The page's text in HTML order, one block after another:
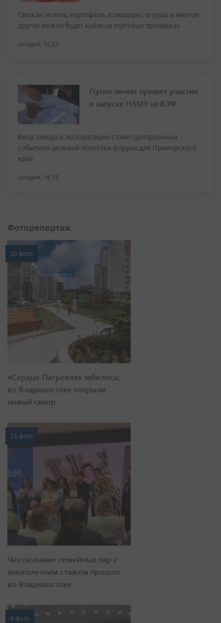
Свежая зелень, картофель, помидоры, огурцы и многое
другое можно будет найти на торговых прилавках
сегодня, 16:23
Путин лично примет участие
в запуске НЗМУ на ВЭФ
Ввод завода в эксплуатацию станет центральным
событием деловой повестки форума для Приморского
края
сегодня, 16:19
Фоторепортаж
20 фото
«Сердце Патрокла» забилось:
во Владивостоке открыли
новый сквер
23 фото
Чествование семейных пар с
многолетним стажем прошло
во Владивостоке
8 фото